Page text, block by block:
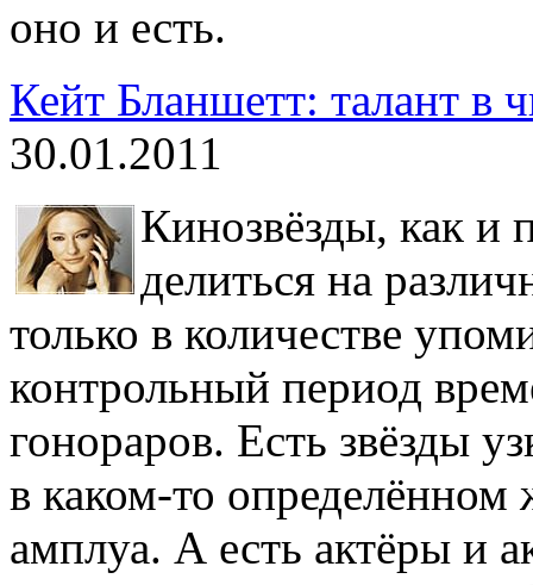
оно и есть.
Кейт Бланшетт: талант в
30.01.2011
Кинозвёзды, как и
делиться на
только в количестве
контрольный период
гонораров. Есть звёзды
в каком-то определённом
амплуа. А есть актёры и